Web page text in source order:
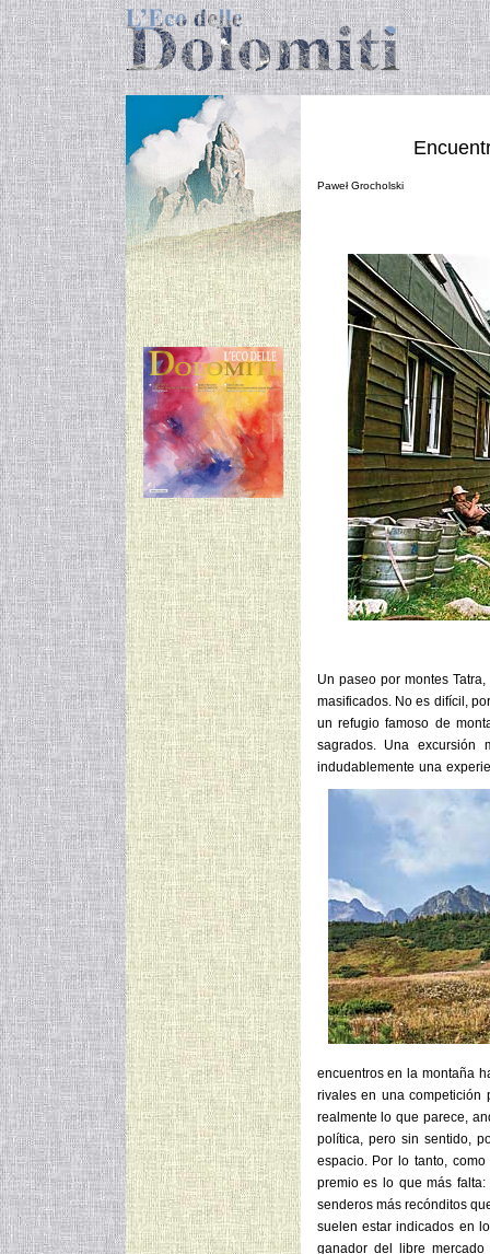
Paweł Grocholski
Un paseo por montes
masificados. No es difícil,
un refugio famoso de
sagrados. Una
indudablemente una
encuentros en la montaña
rivales en una
realmente lo que parece,
política, pero sin sentido,
espacio. Por lo tanto,
premio es lo que más
senderos más recónditos
suelen estar indicados en
ganador del libre